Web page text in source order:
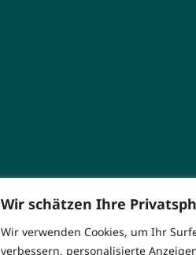
Wir schätzen Ihre
Wir verwenden Cookies, um Ihr
verbessern, personalisierte